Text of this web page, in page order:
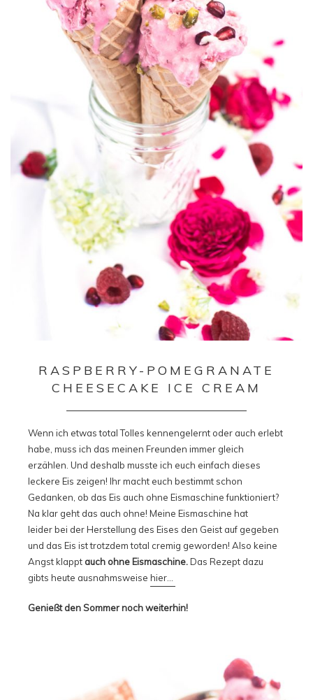
RASPBERRY-POMEGRANATE
CHEESECAKE ICE CREAM
Wenn ich etwas total Tolles kennengelernt oder auch erlebt
habe, muss ich das meinen Freunden immer gleich
erzählen. Und deshalb musste ich euch einfach dieses
leckere Eis zeigen! Ihr macht euch bestimmt schon
Gedanken, ob das Eis auch ohne Eismaschine funktioniert?
Na klar geht das auch ohne! Meine Eismaschine hat
leider bei der Herstellung des Eises den Geist auf gegeben
und das Eis ist trotzdem total cremig geworden! Also keine
Angst klappt auch ohne Eismaschine.Das Rezept dazu
gibts heute ausnahmsweise hier…
Genießt den Sommer noch weiterhin!